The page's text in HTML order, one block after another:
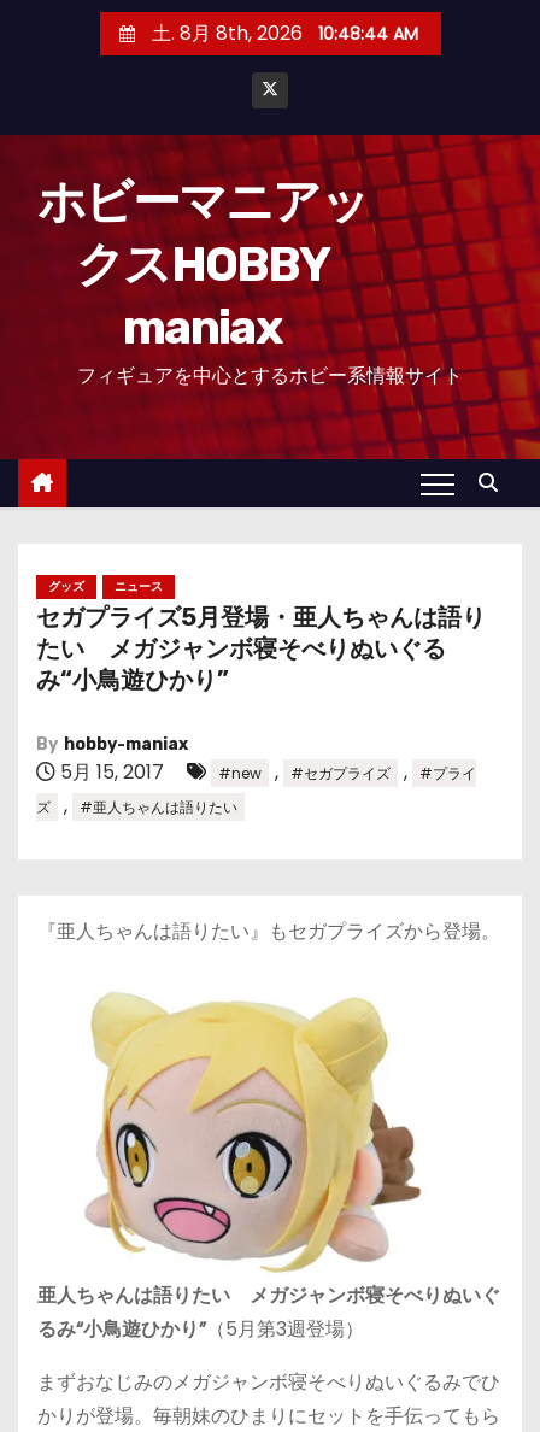
土. 8月 8th, 2026 10:48:44 AM
ホビーマニアッ
クスHOBBY
maniax
フィギュアを中心とするホビー系情報サイト
グッズ ニュース
セガプライズ5月登場・亜人ちゃんは語り
たい メガジャンボ寝そべりぬいぐる
み“小鳥遊ひかり”
By hobby-maniax
5月 15, 2017 #new , #セガプライズ ,
#プライ
ズ
, #亜人ちゃんは語りたい
『亜人ちゃんは語りたい』もセガプライズから登場。
亜人ちゃんは語りたい メガジャンボ寝そべりぬいぐ
るみ“小鳥遊ひかり”（5月第3週登場）
まずおなじみのメガジャンボ寝そべりぬいぐるみでひ
かりが登場。毎朝妹のひまりにセットを手伝ってもら